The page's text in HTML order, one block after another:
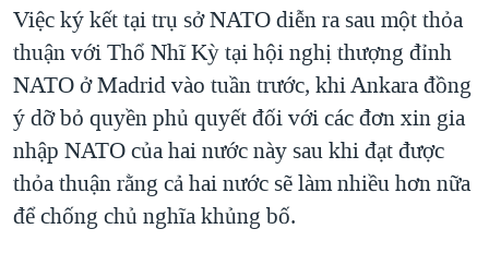
Việc ký kết tại trụ sở NATO diễn ra sau một thỏa
thuận với Thổ Nhĩ Kỳ tại hội nghị thượng đỉnh
NATO ở Madrid vào tuần trước, khi Ankara đồng
ý dỡ bỏ quyền phủ quyết đối với các đơn xin gia
nhập NATO của hai nước này sau khi đạt được
thỏa thuận rằng cả hai nước sẽ làm nhiều hơn nữa
để chống chủ nghĩa khủng bố.